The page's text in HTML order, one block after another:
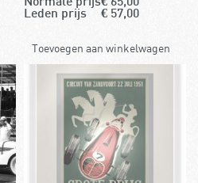
Normale prijs€ 65,00
Leden prijs
€ 57,00
Toevoegen aan winkelwagen